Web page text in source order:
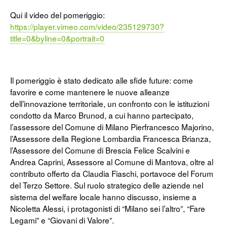
Qui il video del pomeriggio:
https://player.vimeo.com/video/235129730?
title=0&byline=0&portrait=0
Il pomeriggio è stato dedicato alle sfide future: come
favorire e come mantenere le nuove alleanze
dell’innovazione territoriale, un confronto con le istituzioni
condotto da Marco Brunod, a cui hanno partecipato,
l’assessore del Comune di Milano Pierfrancesco Majorino,
l’Assessore della Regione Lombardia Francesca Brianza,
l’Assessore del Comune di Brescia Felice Scalvini e
Andrea Caprini, Assessore al Comune di Mantova, oltre al
contributo offerto da Claudia Fiaschi, portavoce del Forum
del Terzo Settore. Sul ruolo strategico delle aziende nel
sistema del welfare locale hanno discusso, insieme a
Nicoletta Alessi, i protagonisti di “Milano sei l’altro”, “Fare
Legami” e “Giovani di Valore”.